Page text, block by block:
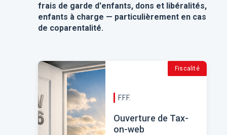
frais de garde d'enfants, dons et libéralités,
enfants à charge — particulièrement en cas
de coparentalité.
Fiscalité
F.F.F.
Ouverture de Tax-
on-web